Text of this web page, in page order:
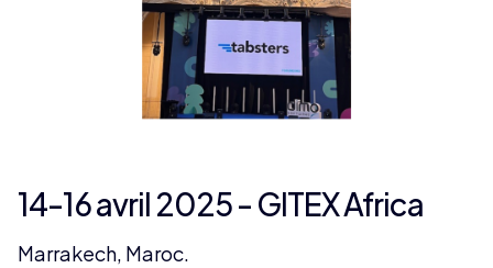
14-16 avril 2025 - GITEX Africa
Marrakech, Maroc.